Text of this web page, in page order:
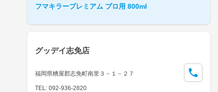
フマキラープレミアム プロ用 800ml
グッデイ志免店
福岡県糟屋郡志免町南里３－１－２７
TEL: 092-936-2820